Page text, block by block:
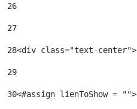
26
27
28<div class="text-center">
29
30<#assign lienToShow = "">